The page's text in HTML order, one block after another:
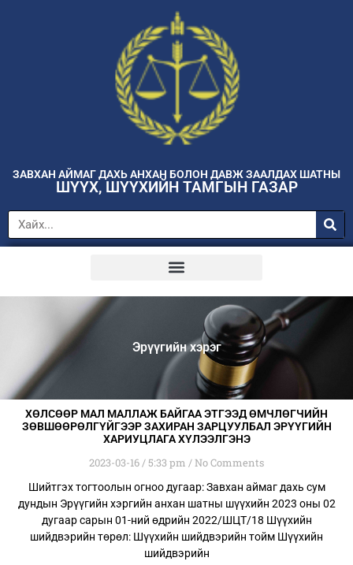
ЗАВХАН АЙМАГ ДАХЬ АНХАН БОЛОН ДАВЖ ЗААЛДАХ ШАТНЫ
ШҮҮХ, ШҮҮХИЙН ТАМГЫН ГАЗАР
Эрүүгийн хэрэг
ХӨЛСӨӨР МАЛ МАЛЛАЖ БАЙГАА ЭТГЭЭД ӨМЧЛӨГЧИЙН
ЗӨВШӨӨРӨЛГҮЙГЭЭР ЗАХИРАН ЗАРЦУУЛБАЛ ЭРҮҮГИЙН
ХАРИУЦЛАГА ХҮЛЭЭЛГЭНЭ
2023-03-16 5:33 pm No Comments
Шийтгэх тогтоолын огноо дугаар: Завхан аймаг дахь сум
дундын Эрүүгийн хэргийн анхан шатны шүүхийн 2023 оны 02
дугаар сарын 01-ний өдрийн 2022/ШЦТ/18 Шүүхийн
шийдвэрийн төрөл: Шүүхийн шийдвэрийн тойм Шүүхийн
шийдвэрийн